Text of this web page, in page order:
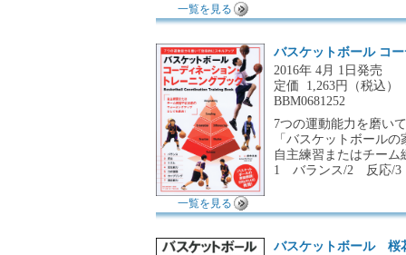
一覧を見る
バスケットボール コ
2016年 4月 1日発売
定価 1,263円（税込）
BBM0681252
7つの運動能力を磨い
「バスケットボール
自主練習またはチー
1 バランス/2 反応/
一覧を見る
バスケットボール 桜